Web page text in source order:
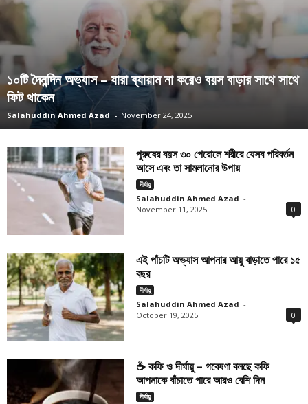
১০টি দৈনন্দিন অভ্যাস – যারা ব্যায়াম না করেও বয়স বাড়ার সাথে সাথে
ফিট থাকেন
Salahuddin Ahmed Azad - November 24, 2025
পুরুষের বয়স ৩০ পেরোলে শরীরে যেসব পরিবর্তন
আসে এবং তা সামলানোর উপায়
দীর্ঘায়ু
Salahuddin Ahmed Azad -
November 11, 2025
0
এই পাঁচটি অভ্যাস আপনার আয়ু বাড়াতে পারে ১৫
বছর
দীর্ঘায়ু
Salahuddin Ahmed Azad -
October 19, 2025
0
☕ কফি ও দীর্ঘায়ু – গবেষণা বলছে কফি
আপনাকে বাঁচাতে পারে আরও বেশি দিন
দীর্ঘায়ু